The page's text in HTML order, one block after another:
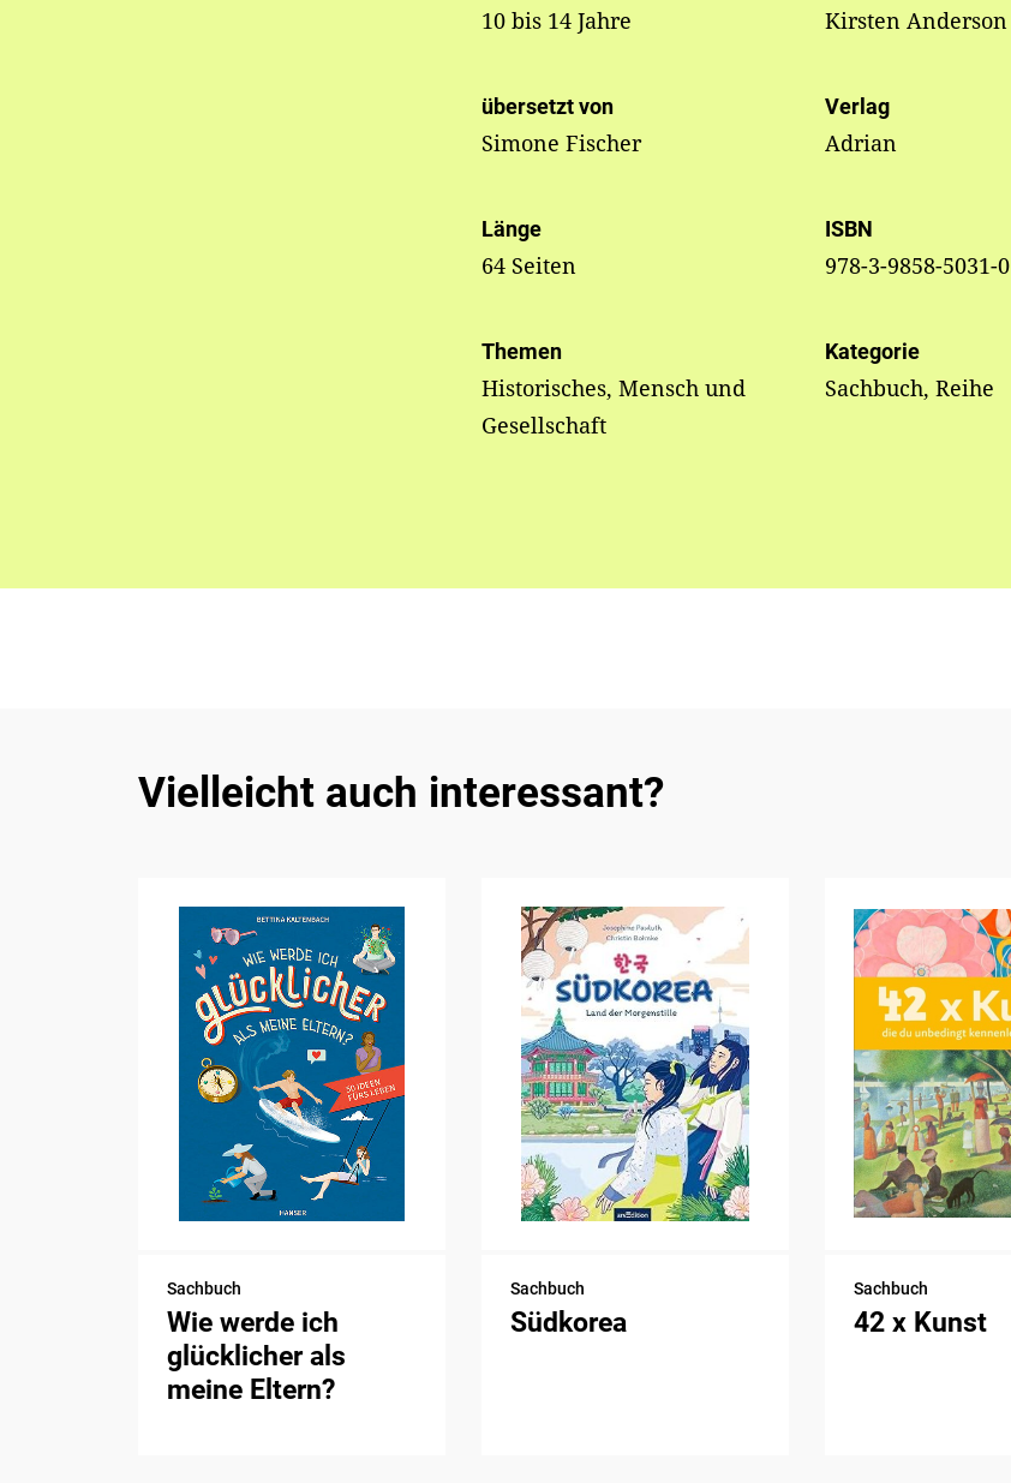
10 bis 14 Jahre Kirsten Anderson
übersetzt von
Simone Fischer
Verlag
Adrian
Länge
64 Seiten
ISBN
978-3-9858-5031-0
Themen
Historisches, Mensch und
Gesellschaft
Kategorie
Sachbuch, Reihe
Vielleicht auch interessant?
Sachbuch
Wie werde ich
glücklicher als
meine Eltern?
Sachbuch
Südkorea
Sachbuch
42 x Kunst